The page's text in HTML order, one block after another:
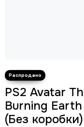
PS2 Avatar
Burning
(Без коробки)